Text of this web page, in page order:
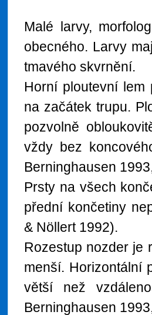
Malé larvy,
obecného. Larvy
tmavého skvrnění.
Horní ploutevní lem
na začátek trupu.
pozvolně
vždy bez
Berninghausen
Prsty na všech
přední končetiny
& Nöllert 1992).
Rozestup nozder je
menší. Horizontální
větší než
Berninghausen